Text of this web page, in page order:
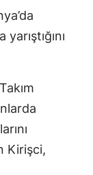
Kirişci,